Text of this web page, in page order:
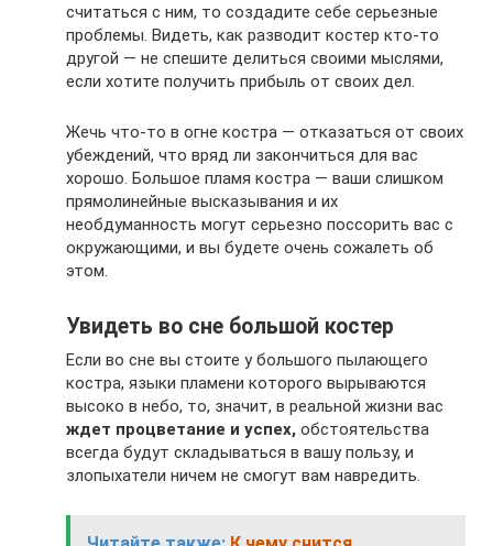
считаться с ним, то создадите себе серьезные
проблемы. Видеть, как разводит костер кто-то
другой — не спешите делиться своими мыслями,
если хотите получить прибыль от своих дел.
Жечь что-то в огне костра — отказаться от своих
убеждений, что вряд ли закончиться для вас
хорошо. Большое пламя костра — ваши слишком
прямолинейные высказывания и их
необдуманность могут серьезно поссорить вас с
окружающими, и вы будете очень сожалеть об
этом.
Увидеть во сне большой костер
Если во сне вы стоите у большого пылающего
костра, языки пламени которого вырываются
высоко в небо, то, значит, в реальной жизни вас
ждет процветание и успех, обстоятельства
всегда будут складываться в вашу пользу, и
злопыхатели ничем не смогут вам навредить.